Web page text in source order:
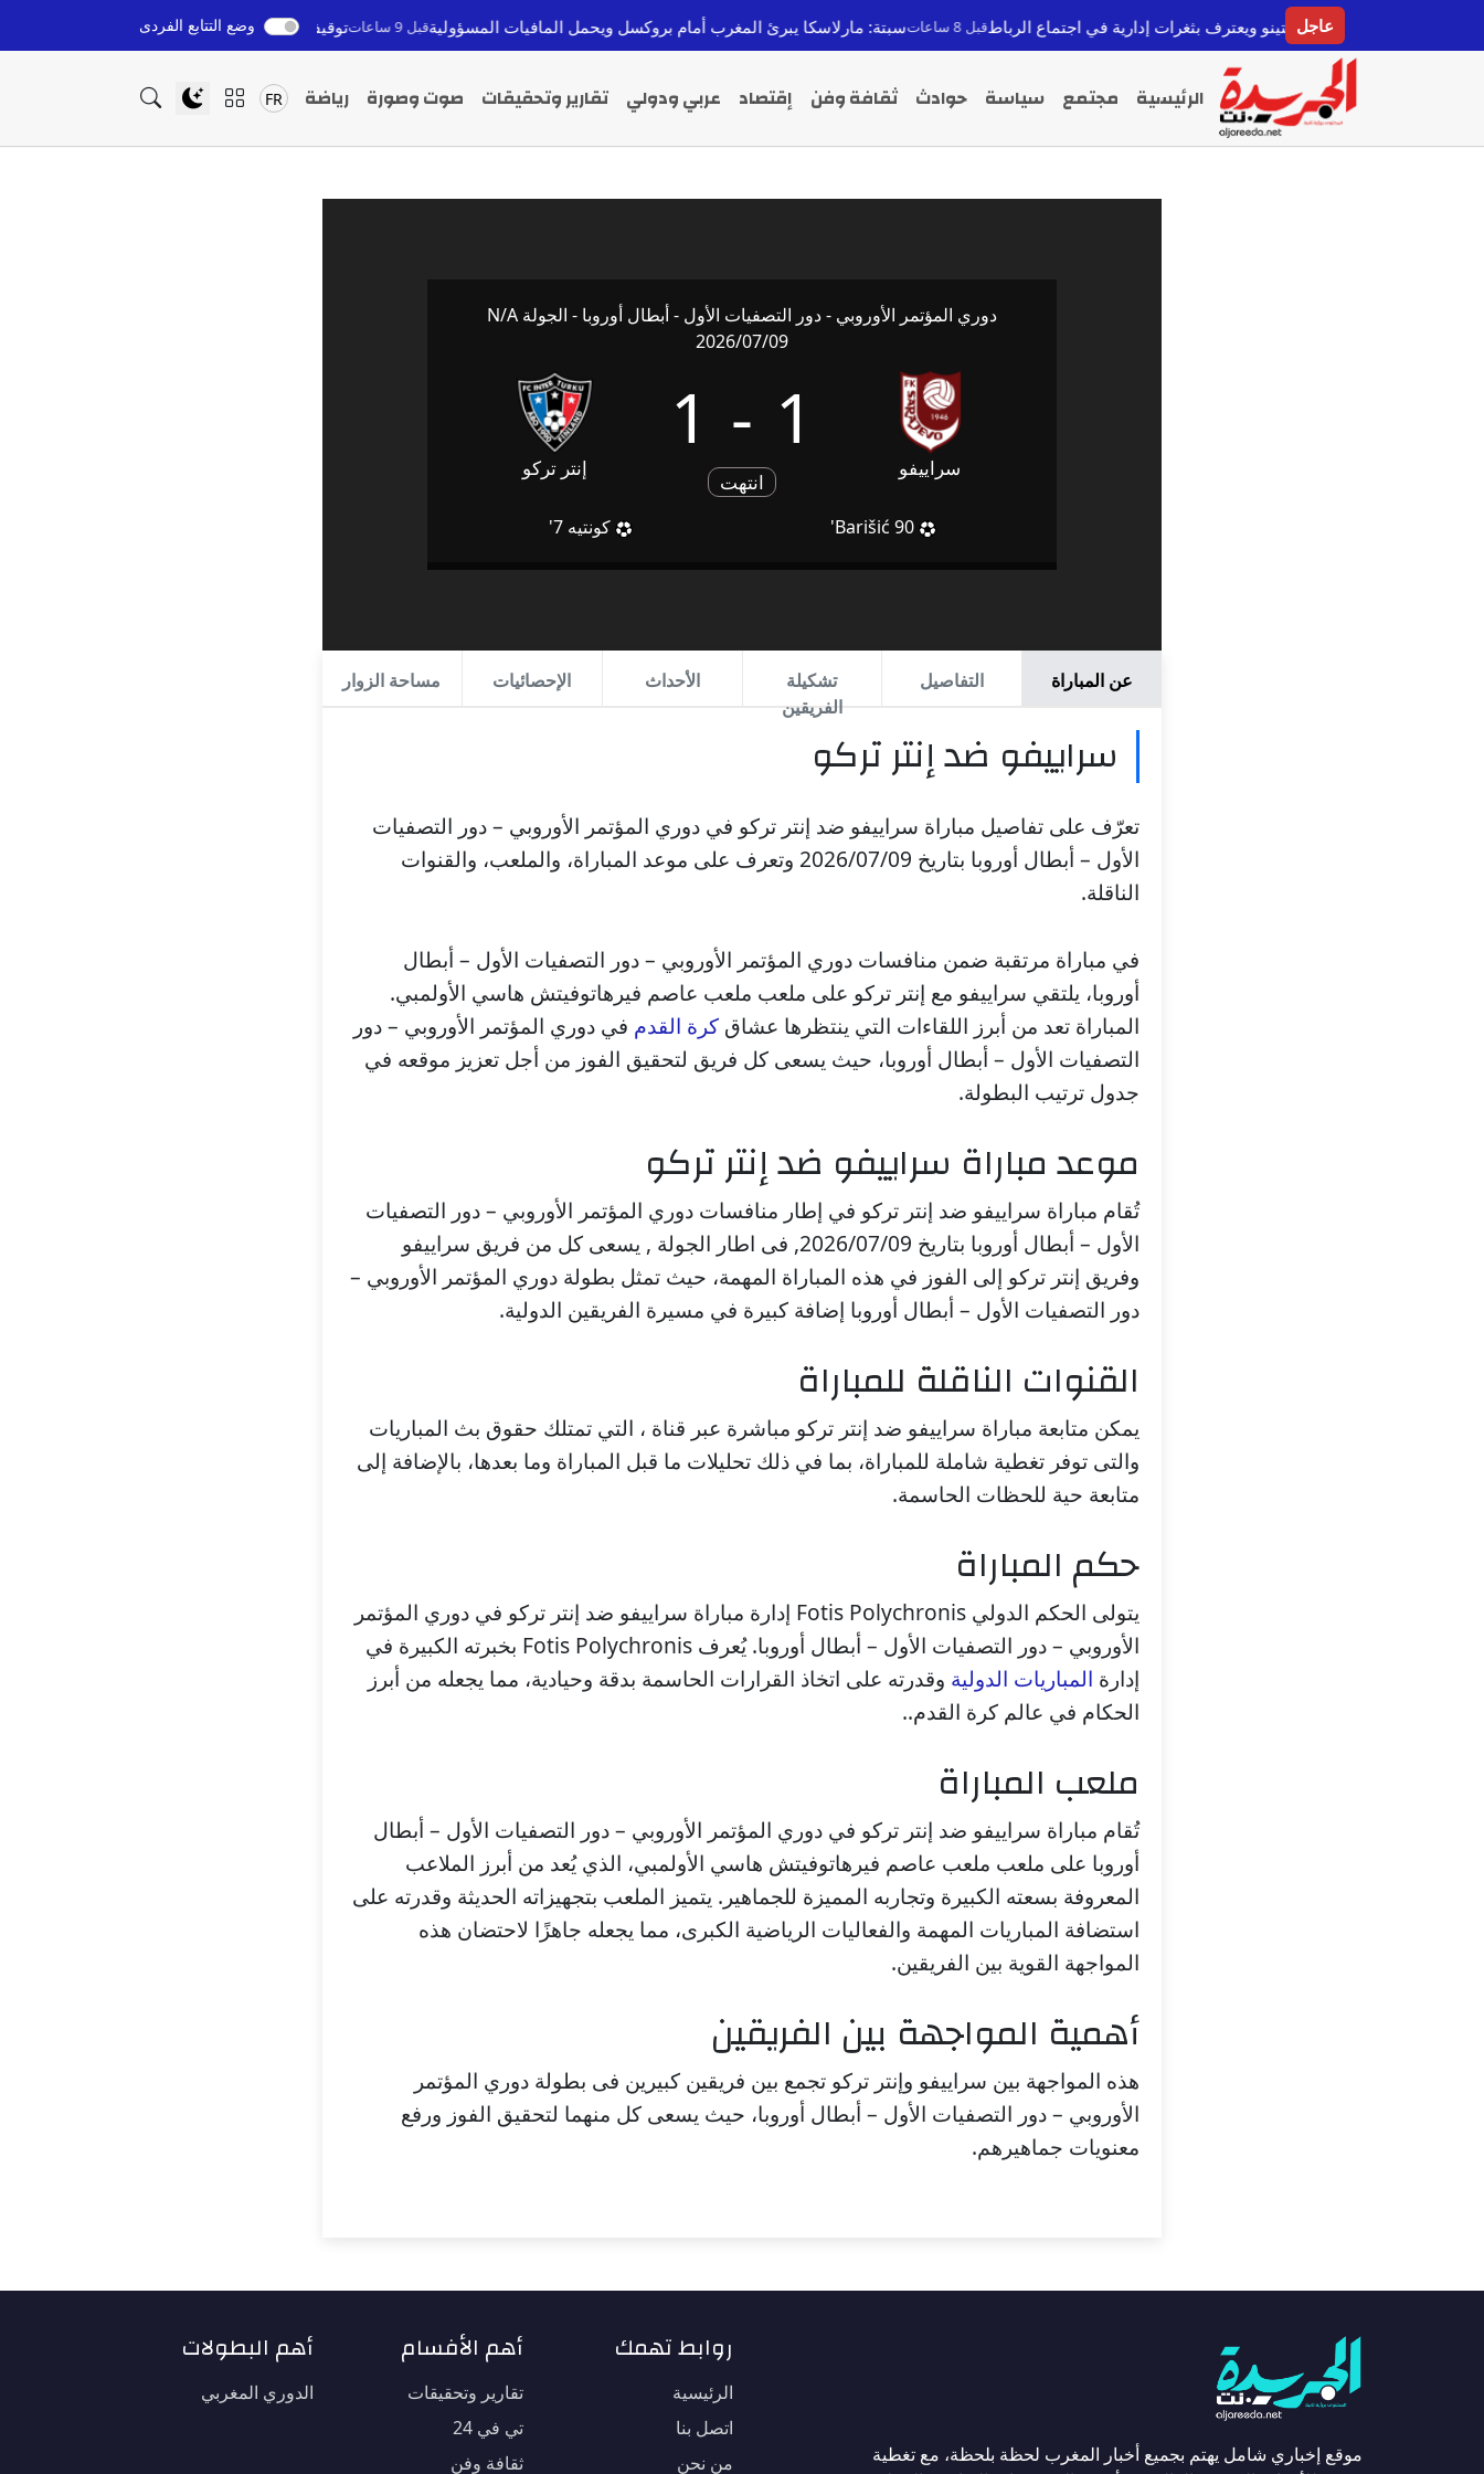
عاجل
يعيد تأكيد دعمه لإنفانتينو ويعترف بثغرات إدارية في اجتماع الرباطقبل 8 ساعات سبتة: مارلاسكا يبرئ المغرب أمام بروكسل ويحمل المافيات المسؤوليةقبل 9 ساعات توقيف مرشد سياحي بدون رخصة بمراكش بعد ابتزاز
وضع التتابع الفردى
الرئيسية مجتمع سياسة حوادث ثقافة وفن إقتصاد عربي ودولي تقارير وتحقيقات صوت وصورة رياضة FR
دوري المؤتمر الأوروبي - دور التصفيات الأول - أبطال أوروبا - الجولة N/A
2026/07/09
سراييفو
1
-
1
انتهت
إنتر تركو
Barišić 90' كونتيه7'
عن المباراة التفاصيل
تشكيلة
الفريقين
الأحداث الإحصائيات مساحة الزوار
سراييفو ضد إنتر تركو
تعرّف على تفاصيل مباراة سراييفو ضد إنتر تركو في دوري المؤتمر الأوروبي – دور التصفيات
الأول – أبطال أوروبا بتاريخ 2026/07/09 وتعرف على موعد المباراة، والملعب، والقنوات
الناقلة.
في مباراة مرتقبة ضمن منافسات دوري المؤتمر الأوروبي – دور التصفيات الأول – أبطال
أوروبا، يلتقي سراييفو مع إنتر تركو على ملعب ملعب عاصم فيرهاتوفيتش هاسي الأولمبي.
المباراة تعد من أبرز اللقاءات التي ينتظرها عشاق كرة القدم في دوري المؤتمر الأوروبي – دور
التصفيات الأول – أبطال أوروبا، حيث يسعى كل فريق لتحقيق الفوز من أجل تعزيز موقعه في
جدول ترتيب البطولة.
موعد مباراة سراييفو ضد إنتر تركو
تُقام مباراة سراييفو ضد إنتر تركو في إطار منافسات دوري المؤتمر الأوروبي – دور التصفيات
الأول – أبطال أوروبا بتاريخ 2026/07/09, فى اطار الجولة , يسعى كل من فريق سراييفو
وفريق إنتر تركو إلى الفوز في هذه المباراة المهمة، حيث تمثل بطولة دوري المؤتمر الأوروبي –
دور التصفيات الأول – أبطال أوروبا إضافة كبيرة في مسيرة الفريقين الدولية.
القنوات الناقلة للمباراة
يمكن متابعة مباراة سراييفو ضد إنتر تركو مباشرة عبر قناة ، التي تمتلك حقوق بث المباريات
والتى توفر تغطية شاملة للمباراة، بما في ذلك تحليلات ما قبل المباراة وما بعدها، بالإضافة إلى
متابعة حية للحظات الحاسمة.
حكم المباراة
يتولى الحكم الدولي Fotis Polychronis إدارة مباراة سراييفو ضد إنتر تركو في دوري المؤتمر
الأوروبي – دور التصفيات الأول – أبطال أوروبا. يُعرف Fotis Polychronis بخبرته الكبيرة في
إدارة المباريات الدولية وقدرته على اتخاذ القرارات الحاسمة بدقة وحيادية، مما يجعله من أبرز
الحكام في عالم كرة القدم..
ملعب المباراة
تُقام مباراة سراييفو ضد إنتر تركو في دوري المؤتمر الأوروبي – دور التصفيات الأول – أبطال
أوروبا على ملعب ملعب عاصم فيرهاتوفيتش هاسي الأولمبي، الذي يُعد من أبرز الملاعب
المعروفة بسعته الكبيرة وتجاربه المميزة للجماهير. يتميز الملعب بتجهيزاته الحديثة وقدرته على
استضافة المباريات المهمة والفعاليات الرياضية الكبرى، مما يجعله جاهزًا لاحتضان هذه
المواجهة القوية بين الفريقين.
أهمية المواجهة بين الفريقين
هذه المواجهة بين سراييفو وإنتر تركو تجمع بين فريقين كبيرين فى بطولة دوري المؤتمر
الأوروبي – دور التصفيات الأول – أبطال أوروبا، حيث يسعى كل منهما لتحقيق الفوز ورفع
معنويات جماهيرهم.
موقع إخباري شامل يهتم بجميع أخبار المغرب لحظة بلحظة، مع تغطية
روابط تهمك
الرئيسية
اتصل بنا
من نحن
أهم الأفسام
تقارير وتحقيقات
تي في 24
ثقافة وفن
أهم البطولات
الدوري المغربي